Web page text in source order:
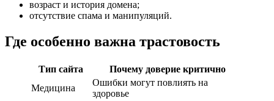
возраст и история домена;
отсутствие спама и манипуляций.
Где особенно важна трастовость
Тип сайта
Почему доверие критично
Медицина
Ошибки могут повлиять на
здоровье